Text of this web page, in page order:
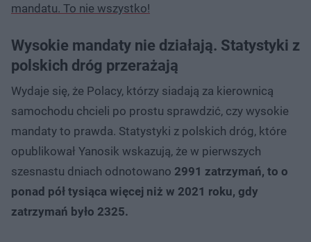
mandatu. To nie wszystko!
Wysokie mandaty nie działają. Statystyki z
polskich dróg przerażają
Wydaje się, że Polacy, którzy siadają za kierownicą
samochodu chcieli po prostu sprawdzić, czy wysokie
mandaty to prawda. Statystyki z polskich dróg, które
opublikował Yanosik wskazują, że w pierwszych
szesnastu dniach odnotowano 2991 zatrzymań, to o
ponad pół tysiąca więcej niż w 2021 roku, gdy
zatrzymań było 2325.